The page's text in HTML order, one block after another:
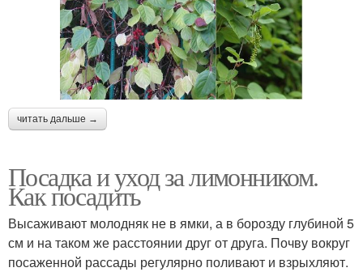
читать дальше →
Посадка и уход за лимонником.
Как посадить
Высаживают молодняк не в ямки, а в борозду глубиной 5
см и на таком же расстоянии друг от друга. Почву вокруг
посаженной рассады регулярно поливают и взрыхляют.